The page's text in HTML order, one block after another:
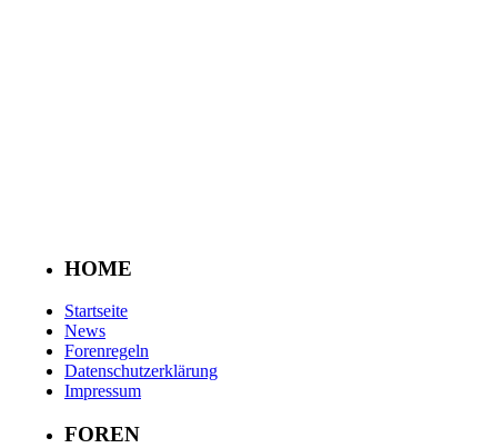
HOME
Startseite
News
Forenregeln
Datenschutzerklärung
Impressum
FOREN